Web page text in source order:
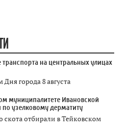
на центральных улицах
города 8 августа
муниципалитете Ивановской
узелковому дерматиту
скота отбирали в Тейковском